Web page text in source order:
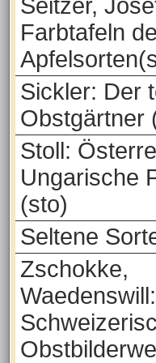
Seitzer,
Farbtafeln
Sickler: Der
Obstgärtner
Stoll:
Ungarische
(sto)
Seltene
Zschokke,
Waedenswill: